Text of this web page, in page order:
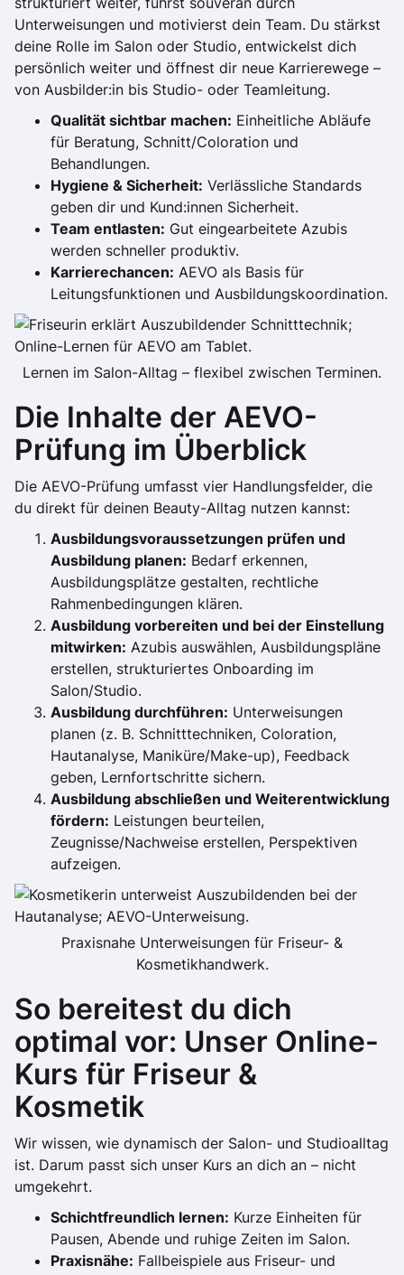
Unterweisungen und motivierst dein Team. Du stärkst
deine Rolle im Salon oder Studio, entwickelst dich
persönlich weiter und öffnest dir neue Karrierewege –
von Ausbilder:in bis Studio- oder Teamleitung.
Qualität sichtbar machen: Einheitliche Abläufe
für Beratung, Schnitt/Coloration und
Behandlungen.
Hygiene & Sicherheit: Verlässliche Standards
geben dir und Kund:innen Sicherheit.
Team entlasten: Gut eingearbeitete Azubis
werden schneller produktiv.
Karrierechancen: AEVO als Basis für
Leitungsfunktionen und Ausbildungskoordination.
Lernen im Salon-Alltag – flexibel zwischen Terminen.
Die Inhalte der AEVO-
Prüfung im Überblick
Die AEVO-Prüfung umfasst vier Handlungsfelder, die
du direkt für deinen Beauty-Alltag nutzen kannst:
Ausbildungsvoraussetzungen prüfen und
Ausbildung planen: Bedarf erkennen,
Ausbildungsplätze gestalten, rechtliche
Rahmenbedingungen klären.
Ausbildung vorbereiten und bei der Einstellung
mitwirken: Azubis auswählen, Ausbildungspläne
erstellen, strukturiertes Onboarding im
Salon/Studio.
Ausbildung durchführen: Unterweisungen
planen (z. B. Schnitttechniken, Coloration,
Hautanalyse, Maniküre/Make-up), Feedback
geben, Lernfortschritte sichern.
Ausbildung abschließen und Weiterentwicklung
fördern: Leistungen beurteilen,
Zeugnisse/Nachweise erstellen, Perspektiven
aufzeigen.
Praxisnahe Unterweisungen für Friseur- &
Kosmetikhandwerk.
So bereitest du dich
optimal vor: Unser Online-
Kurs für Friseur &
Kosmetik
Wir wissen, wie dynamisch der Salon- und Studioalltag
ist. Darum passt sich unser Kurs an dich an – nicht
umgekehrt.
Schichtfreundlich lernen: Kurze Einheiten für
Pausen, Abende und ruhige Zeiten im Salon.
Praxisnähe: Fallbeispiele aus Friseur- und